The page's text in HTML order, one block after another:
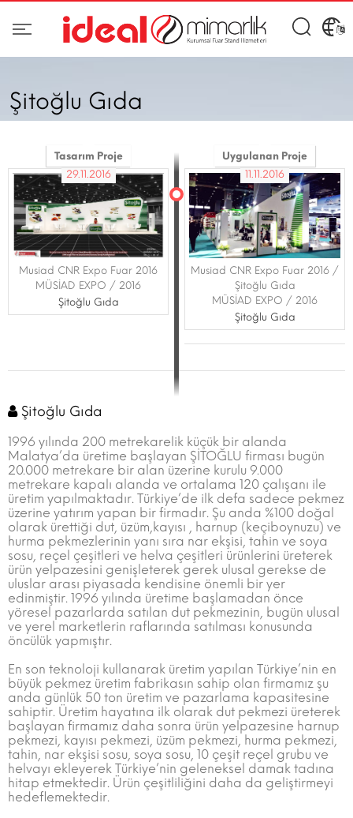
Şitoğlu Gıda
Tasarım Proje
29.11.2016
Musiad CNR Expo Fuar 2016
MÜSİAD EXPO / 2016
Şitoğlu Gıda
Uygulanan Proje
11.11.2016
Musiad CNR Expo Fuar 2016 /
Şitoğlu Gıda
MÜSİAD EXPO / 2016
Şitoğlu Gıda
Şitoğlu Gıda
1996 yılında 200 metrekarelik küçük bir alanda
Malatya’da üretime başlayan ŞİTOĞLU firması bugün
20.000 metrekare bir alan üzerine kurulu 9.000
metrekare kapalı alanda ve ortalama 120 çalışanı ile
üretim yapılmaktadır. Türkiye’de ilk defa sadece pekmez
üzerine yatırım yapan bir firmadır. Şu anda %100 doğal
olarak ürettiği dut, üzüm,kayısı , harnup (keçiboynuzu) ve
hurma pekmezlerinin yanı sıra nar ekşisi, tahin ve soya
sosu, reçel çeşitleri ve helva çeşitleri ürünlerini üreterek
ürün yelpazesini genişleterek gerek ulusal gerekse de
uluslar arası piyasada kendisine önemli bir yer
edinmiştir. 1996 yılında üretime başlamadan önce
yöresel pazarlarda satılan dut pekmezinin, bugün ulusal
ve yerel marketlerin raflarında satılması konusunda
öncülük yapmıştır.
En son teknoloji kullanarak üretim yapılan Türkiye’nin en
büyük pekmez üretim fabrikasın sahip olan firmamız şu
anda günlük 50 ton üretim ve pazarlama kapasitesine
sahiptir. Üretim hayatına ilk olarak dut pekmezi üreterek
başlayan firmamız daha sonra ürün yelpazesine harnup
pekmezi, kayısı pekmezi, üzüm pekmezi, hurma pekmezi,
tahin, nar ekşisi sosu, soya sosu, 10 çeşit reçel grubu ve
helvayı ekleyerek Türkiye’nin geleneksel damak tadına
hitap etmektedir. Ürün çeşitliliğini daha da geliştirmeyi
hedeflemektedir.